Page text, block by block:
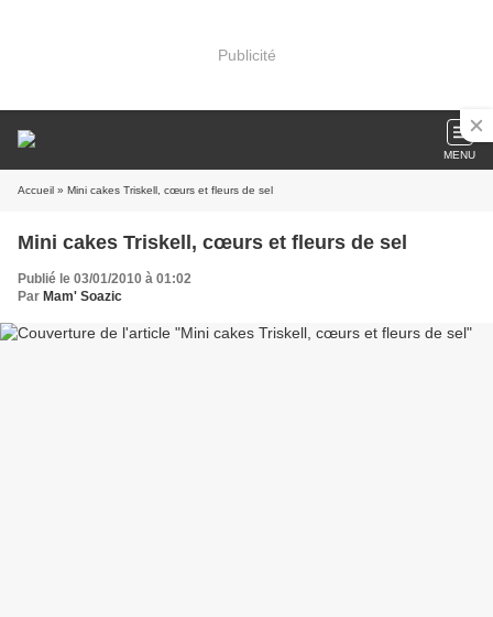
Publicité
MENU
Accueil » Mini cakes Triskell, cœurs et fleurs de sel
Mini cakes Triskell, cœurs et fleurs de sel
Publié le 03/01/2010 à 01:02
Par Mam' Soazic